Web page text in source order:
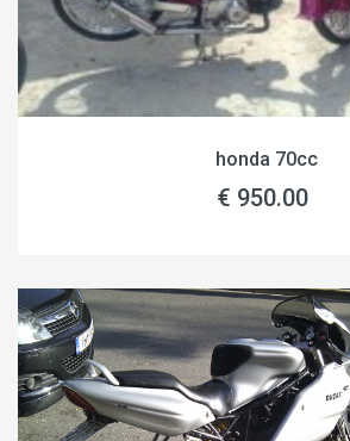
honda 70cc
€ 950.00